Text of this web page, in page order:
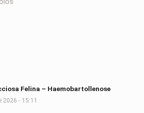
Felina – Haemobartollenose
2026 - 15:11